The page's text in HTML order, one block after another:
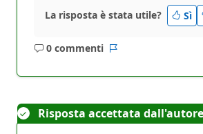
La risposta è stata utile? Sì
0 commenti
Nessun
Risposta accettata